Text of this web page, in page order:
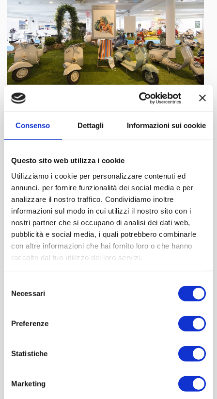
Consenso Dettagli Informazioni sui cookie
Questo sito web utilizza i cookie
Utilizziamo i cookie per personalizzare contenuti ed
annunci, per fornire funzionalità dei social media e per
analizzare il nostro traffico. Condividiamo inoltre
informazioni sul modo in cui utilizzi il nostro sito con i
nostri partner che si occupano di analisi dei dati web,
pubblicità e social media, i quali potrebbero combinarle
con altre informazioni che hai fornito loro o che hanno
raccolto dal tuo utilizzo dei loro servizi.
delNecessari
Preferenze
Statistiche
Marketing